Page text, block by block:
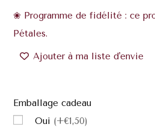
❀ Programme de fidélité : ce
Pétales.
Ajouter à ma liste d'envie
Emballage cadeau
Oui (+€1,50)